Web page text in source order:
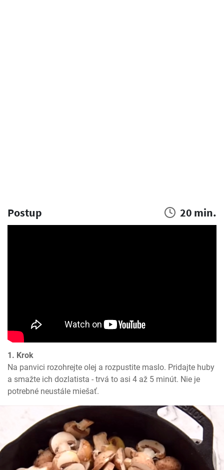
Postup 20 min.
1. Krok
Na panvici rozohrejte olej a rozpustite maslo. Pridajte huby
a smažte ich dozlatista - trvá to asi 4 až 5 minút. Nie je
potrebné neustále miešať.